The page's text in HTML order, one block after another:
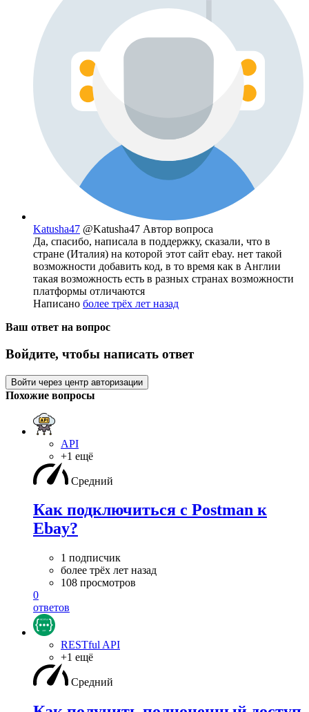
Katusha47 @Katusha47 Автор вопроса
Да, спасибо, написала в поддержку, сказали, что в
стране (Италия) на которой этот сайт ebay. нет такой
возможности добавить код, в то время как в Англии
такая возможность есть в разных странах возможности
платформы отличаются
Написано более трёх лет назад
Ваш ответ на вопрос
Войдите, чтобы написать ответ
Войти через центр авторизации
Похожие вопросы
API
+1 ещё
Средний
Как подключиться с Postman к
Ebay?
1 подписчик
более трёх лет назад
108 просмотров
0
ответов
RESTful API
+1 ещё
Средний